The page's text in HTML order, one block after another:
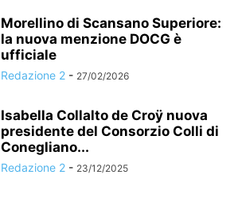
Morellino di Scansano Superiore:
la nuova menzione DOCG è
ufficiale
Redazione 2 - 27/02/2026
Isabella Collalto de Croÿ nuova
presidente del Consorzio Colli di
Conegliano...
Redazione 2 - 23/12/2025